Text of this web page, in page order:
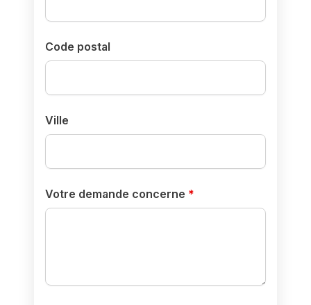
Code postal
Ville
Votre demande concerne *